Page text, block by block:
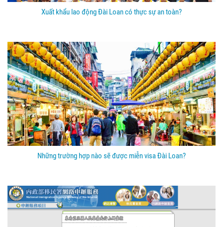
Xuất khẩu lao động Đài Loan có thực sự an toàn?
Những trường hợp nào sẽ được miễn visa Đài Loan?